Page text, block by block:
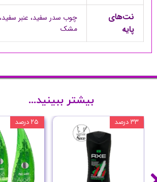
نت‌های
پایه
چوب سدر سفید، عنبر
مشک
۲۵ درصد ۳۳ درصد
بیشتر ببینید...